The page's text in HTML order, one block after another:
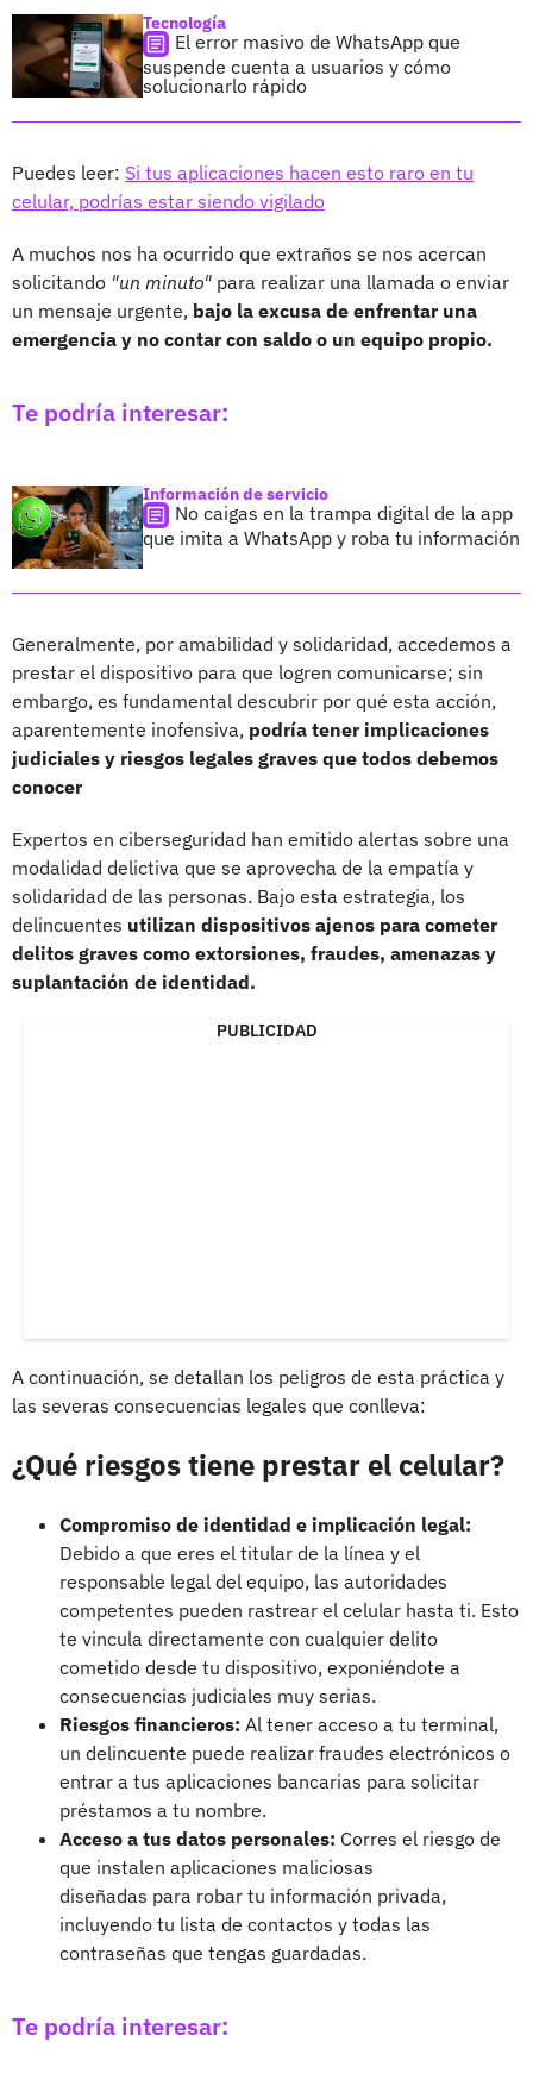
Tecnología
El error masivo de WhatsApp que
suspende cuenta a usuarios y cómo
solucionarlo rápido
Puedes leer: Si tus aplicaciones hacen esto raro en tu
celular, podrías estar siendo vigilado
A muchos nos ha ocurrido que extraños se nos acercan
solicitando "un minuto" para realizar una llamada o enviar
un mensaje urgente, bajo la excusa de enfrentar una
emergencia y no contar con saldo o un equipo propio.
Te podría interesar:
Información de servicio
No caigas en la trampa digital de la app
que imita a WhatsApp y roba tu información
Generalmente, por amabilidad y solidaridad, accedemos a
prestar el dispositivo para que logren comunicarse; sin
embargo, es fundamental descubrir por qué esta acción,
aparentemente inofensiva, podría tener implicaciones
judiciales y riesgos legales graves que todos debemos
conocer
Expertos en ciberseguridad han emitido alertas sobre una
modalidad delictiva que se aprovecha de la empatía y
solidaridad de las personas. Bajo esta estrategia, los
delincuentes utilizan dispositivos ajenos para cometer
delitos graves como extorsiones, fraudes, amenazas y
suplantación de identidad.
PUBLICIDAD
A continuación, se detallan los peligros de esta práctica y
las severas consecuencias legales que conlleva:
¿Qué riesgos tiene prestar el celular?
Compromiso de identidad e implicación legal:
Debido a que eres el titular de la línea y el
responsable legal del equipo, las autoridades
competentes pueden rastrear el celular hasta ti. Esto
te vincula directamente con cualquier delito
cometido desde tu dispositivo, exponiéndote a
consecuencias judiciales muy serias.
Riesgos financieros: Al tener acceso a tu terminal,
un delincuente puede realizar fraudes electrónicos o
entrar a tus aplicaciones bancarias para solicitar
préstamos a tu nombre.
Acceso a tus datos personales: Corres el riesgo de
que instalen aplicaciones maliciosas
diseñadas para robar tu información privada,
incluyendo tu lista de contactos y todas las
contraseñas que tengas guardadas.
Te podría interesar: